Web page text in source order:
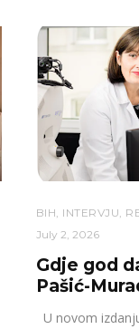
BIH INTERVJU
July 2, 2026
Gdje god
Pašić-
U novom